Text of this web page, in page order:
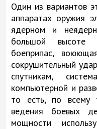
Один из вариантов
аппаратах оружия
ядерном и
большой высоте
боеприпас,
сокрушительный
спутникам,
компьютерной и
то есть, по всему
ведения боевых
мощности